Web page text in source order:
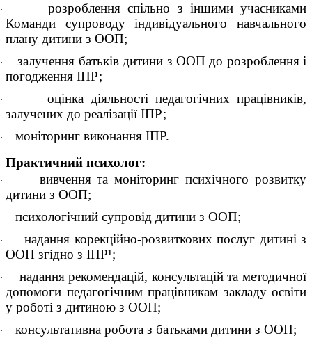
·
розроблення спільно з іншими учасниками
Команди супроводу індивідуального навчального
плану дитини з ООП;
·
залучення батьків дитини з ООП до розроблення і
погодження ІПР;
·
оцінка діяльності педагогічних працівників,
залучених до реалізації ІПР;
·
моніторинг виконання ІПР.
Практичний психолог:
·
вивчення та моніторинг психічного розвитку
дитини з ООП;
· психологічний супровід дитини з ООП;
·
надання корекційно-розвиткових послуг дитині з
ООП згідно з IПP¹;
·
надання рекомендацій, консультацій та методичної
допомоги педагогічним працівникам закладу освіти
у роботі з дитиною з ООП;
· консультативна робота з батьками дитини з ООП;